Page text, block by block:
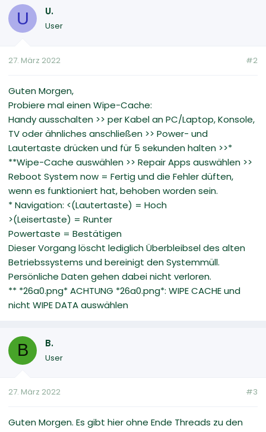
U U.
User
27. März 2022 #2
Guten Morgen,
Probiere mal einen Wipe-Cache:
Handy ausschalten >> per Kabel an PC/Laptop, Konsole,
TV oder ähnliches anschließen >> Power- und
Lautertaste drücken und für 5 sekunden halten >>*
**Wipe-Cache auswählen >> Repair Apps auswählen >>
Reboot System now = Fertig und die Fehler düften,
wenn es funktioniert hat, behoben worden sein.
* Navigation: <(Lautertaste) = Hoch
>(Leisertaste) = Runter
Powertaste = Bestätigen
Dieser Vorgang löscht lediglich Überbleibsel des alten
Betriebssystems und bereinigt den Systemmüll.
Persönliche Daten gehen dabei nicht verloren.
** *26a0.png* ACHTUNG *26a0.png*: WIPE CACHE und
nicht WIPE DATA auswählen
B B.
User
27. März 2022 #3
Guten Morgen. Es gibt hier ohne Ende Threads zu den